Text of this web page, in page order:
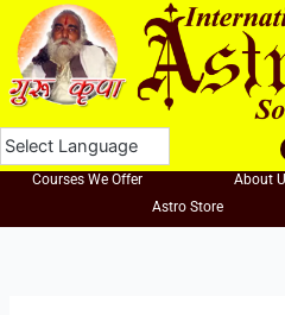
Skip
content
Courses We Offer About
Astro Store